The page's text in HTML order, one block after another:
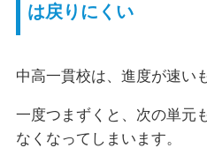
は戻りにくい
中高一貫校は、進度が速い
一度つまずくと、次の単元
なくなってしまいます。